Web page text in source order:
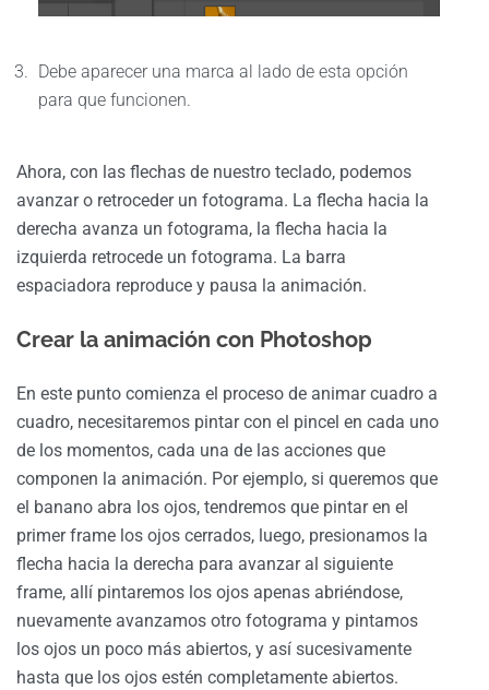
Debe aparecer una marca al lado de esta opción
para que funcionen.
Ahora, con las flechas de nuestro teclado, podemos
avanzar o retroceder un fotograma. La flecha hacia la
derecha avanza un fotograma, la flecha hacia la
izquierda retrocede un fotograma. La barra
espaciadora reproduce y pausa la animación.
Crear la animación con Photoshop
En este punto comienza el proceso de animar cuadro a
cuadro, necesitaremos pintar con el pincel en cada uno
de los momentos, cada una de las acciones que
componen la animación. Por ejemplo, si queremos que
el banano abra los ojos, tendremos que pintar en el
primer frame los ojos cerrados, luego, presionamos la
flecha hacia la derecha para avanzar al siguiente
frame, allí pintaremos los ojos apenas abriéndose,
nuevamente avanzamos otro fotograma y pintamos
los ojos un poco más abiertos, y así sucesivamente
hasta que los ojos estén completamente abiertos.